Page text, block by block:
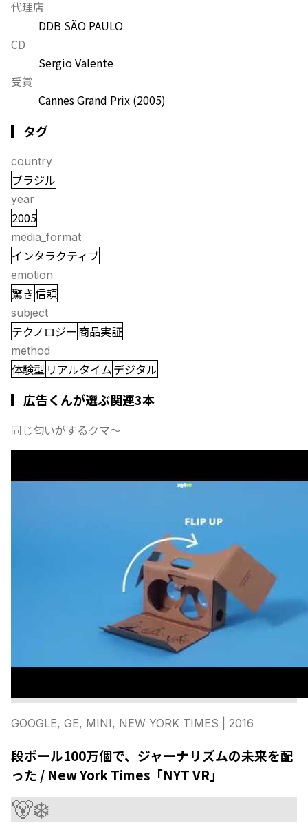
代理店
DDB SÃO PAULO
CD
Sergio Valente
受賞
Cannes Grand Prix (2005)
▎タグ
country
ブラジル
year
2005
media_format
インタラクティブ
emotion
驚き信頼
subject
テクノロジー 商品実証
method
体験型 リアルタイムデジタル
▎広告くんが選ぶ関連3本
同じ匂いがするクマ〜
GOOGLE, GE, MINI, NEW YORK TIMES | 2016
段ボール100万個で、ジャーナリズムの未来を配
った / New York Times「NYT VR」
🐻‍❄️